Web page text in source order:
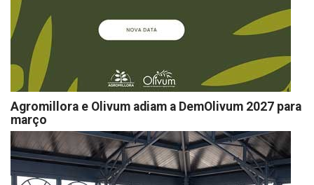
Agromillora e Olivum adiam a DemOlivum 2027 para
março